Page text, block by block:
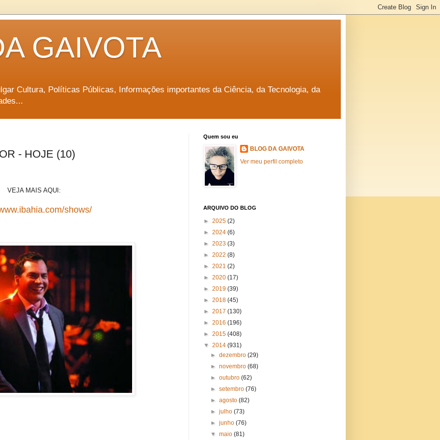
GAIVOTA
Cultura, Políticas Públicas, Informações importantes da Ciência, da Tecnologia, da
- HOJE (10)
VEJA MAIS AQUI:
shows/
Quem sou eu
BLOG DA GAIVOTA
Ver meu perfil completo
ARQUIVO DO BLOG
► 2025 (2)
► 2024 (6)
► 2023 (3)
► 2022 (8)
► 2021 (2)
► 2020 (17)
► 2019 (39)
► 2018 (45)
► 2017 (130)
► 2016 (196)
► 2015 (408)
▼ 2014 (931)
►dezembro(29)
►novembro(68)
►outubro(62)
►setembro(76)
►agosto(82)
►julho(73)
►junho(76)
▼maio(81)